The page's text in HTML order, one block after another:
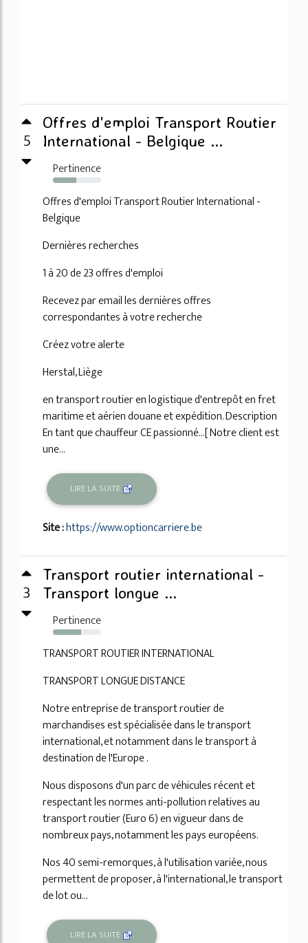
5
Offres d'emploi Transport Routier
International - Belgique ...
Pertinence
48%
Offres d'emploi Transport Routier International -
Belgique
Dernières recherches
1 à 20 de 23 offres d'emploi
Recevez par email les dernières offres
correspondantes à votre recherche
Créez votre alerte
Herstal, Liège
en transport routier en logistique d'entrepôt en fret
maritime et aérien douane et expédition. Description
En tant que chauffeur CE passionné...[ Notre client est
une...
LIRE LA SUITE
Site :https://www.optioncarriere.be
3
Transport routier international -
Transport longue ...
Pertinence
59%
TRANSPORT ROUTIER INTERNATIONAL
TRANSPORT LONGUE DISTANCE
Notre entreprise de transport routier de
marchandises est spécialisée dans le transport
international, et notamment dans le transport à
destination de l'Europe .
Nous disposons d'un parc de véhicules récent et
respectant les normes anti-pollution relatives au
transport routier (Euro 6) en vigueur dans de
nombreux pays, notamment les pays européens.
Nos 40 semi-remorques, à l'utilisation variée, nous
permettent de proposer, à l'international, le transport
de lot ou...
LIRE LA SUITE